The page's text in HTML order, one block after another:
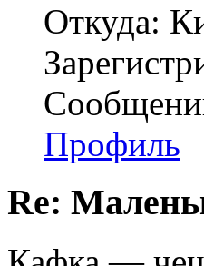
Откуда:
Профиль
Re: